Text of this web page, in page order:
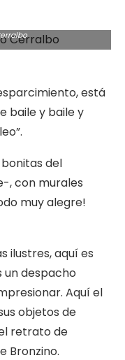
está
baile y baile y
bonitas del
, con murales
muy alegre!
ilustres, aquí es
un despacho
Aquí el
objetos de
retrato de
Bronzino.